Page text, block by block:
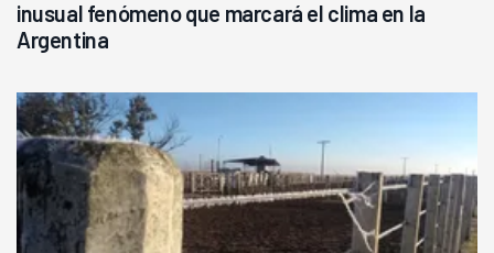
inusual fenómeno que marcará el clima en la
Argentina